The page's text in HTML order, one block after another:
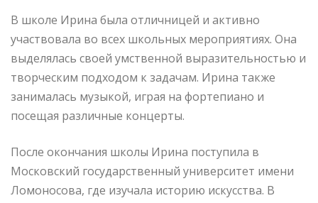
В школе Ирина была отличницей и активно
участвовала во всех школьных мероприятиях. Она
выделялась своей умственной выразительностью и
творческим подходом к задачам. Ирина также
занималась музыкой, играя на фортепиано и
посещая различные концерты.
После окончания школы Ирина поступила в
Московский государственный университет имени
Ломоносова, где изучала историю искусства. В